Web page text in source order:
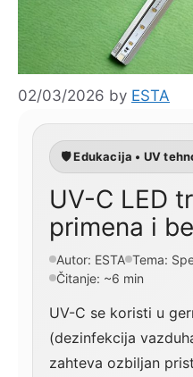
02/03/2026 by ESTA
🛡️ Edukacija • UV
UV-C LED
primena i
Autor: ESTA Tema:
Čitanje: ~6 min
UV-C se koristi u
(dezinfekcija
zahteva ozbiljan